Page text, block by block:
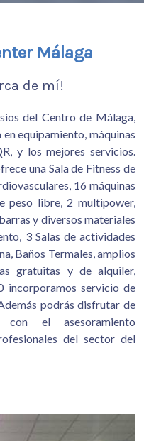
Málaga
de mí!
del Centro de Málaga,
equipamiento, máquinas
y los mejores servicios.
una Sala de Fitness de
16 máquinas
peso libre, 2 multipower,
y diversos materiales
3 Salas de actividades
Baños Termales, amplios
gratuitas y de alquiler,
incorporamos servicio de
podrás disfrutar de
con el asesoramiento
del sector del